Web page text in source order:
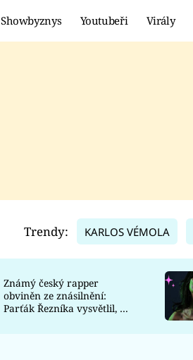
Showbyznys Youtubeři Virály
TADEÁŠ KUBĚNKA
DATEL
Trendy: KARLOS VÉMOLA
Známý český rapper
obviněn ze znásilnění:
Parťák Řezníka vysvětlil, co